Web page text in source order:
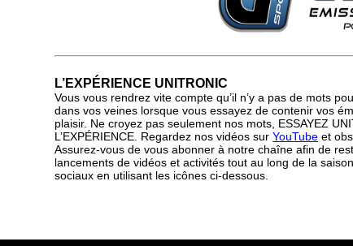
L’EXPÉRIENCE UNITRONIC
Vous vous rendrez vite compte qu’il n’y a pas de mots
dans vos veines lorsque vous essayez de contenir vos
plaisir. Ne croyez pas seulement nos mots, ESSAYEZ
L’EXPÉRIENCE. Regardez nos vidéos surYouTube et
Assurez-vous de vous abonner à notre chaîne afin de
lancements de vidéos et activités tout au long de la
sociaux en utilisant les icônes ci-dessous.